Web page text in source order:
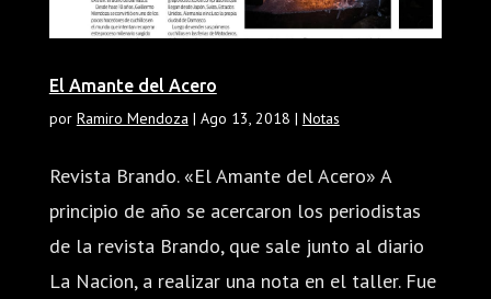
El Amante del Acero
por Ramiro Mendoza | Ago 13, 2018 | Notas
Revista Brando. «El Amante del Acero» A
principio de año se acercaron los periodistas
de la revista Brando, que sale junto al diario
La Nacion, a realizar una nota en el taller. Fue